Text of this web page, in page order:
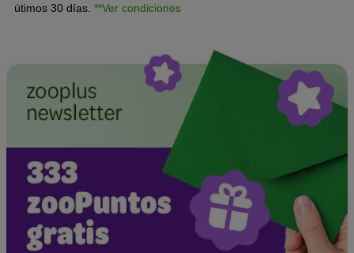
útimos 30 días. **Ver condiciones